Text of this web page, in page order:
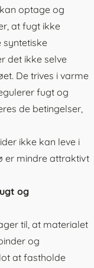
optage og
at fugt ikke
syntetiske
det ikke selve
De trives i varme
fugt og
de betingelser,
ikke kan leve i
er mindre attraktivt
og
til, at materialet
og
at fastholde